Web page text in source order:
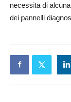
necessita di
dei pannelli